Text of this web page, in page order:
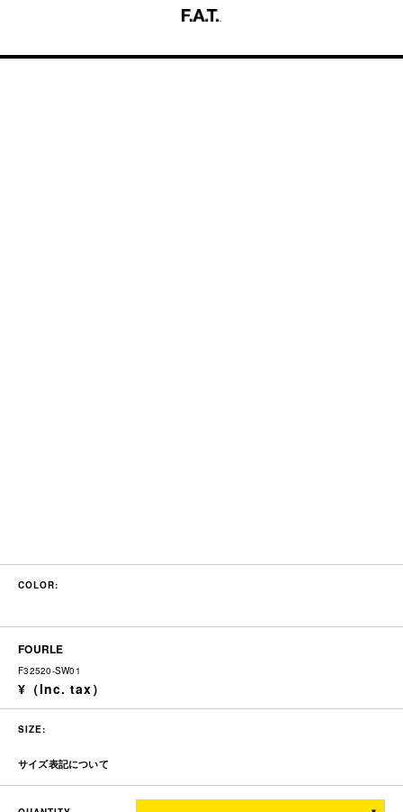
FOURLE
F32520-SW01
COLOR:
SIZE:
サイズ表記について
着丈 身幅 肩幅
袖丈